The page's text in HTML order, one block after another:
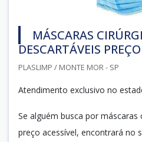
MÁSCARAS
DESCARTÁVEIS PREÇO
PLASLIMP / MONTE MOR - SP
Atendimento exclusivo no
Se alguém busca por máscaras
preço acessível, encontrará no